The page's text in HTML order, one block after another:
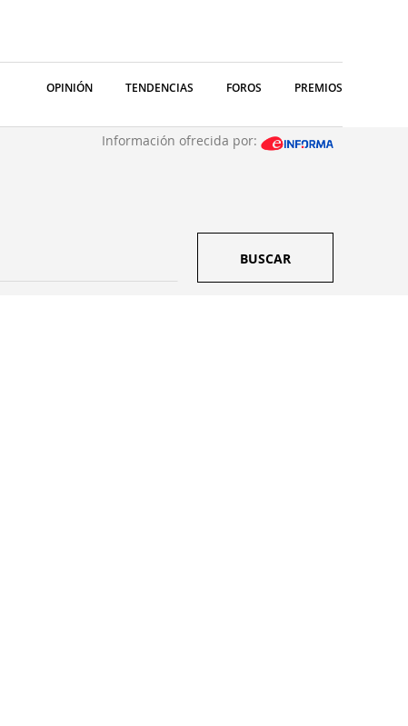
OPINIÓN TENDENCIAS FOROS PREMIOS
Información ofrecida por:
BUSCAR